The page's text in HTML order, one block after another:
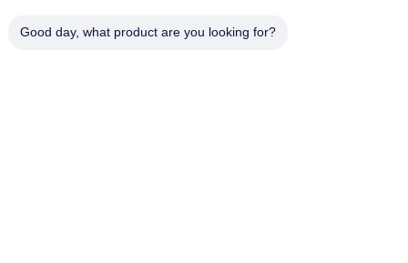
001-512-7443871
Good day, what product are you looking for?